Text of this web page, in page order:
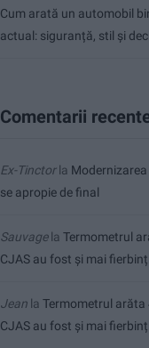
Cum arată un automobil
actual: siguranță, stil și
Comentarii
Ex-Tinctorla
se apropie de final
Sauvagela Termometrul
CJAS au fost și mai fierbinți
Jean la Termometrul arăta
CJAS au fost și mai fierbinți